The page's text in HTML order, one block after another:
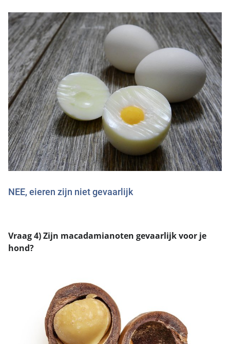
NEE, eieren zijn niet gevaarlijk
Vraag 4) Zijn macadamianoten gevaarlijk voor je
hond?